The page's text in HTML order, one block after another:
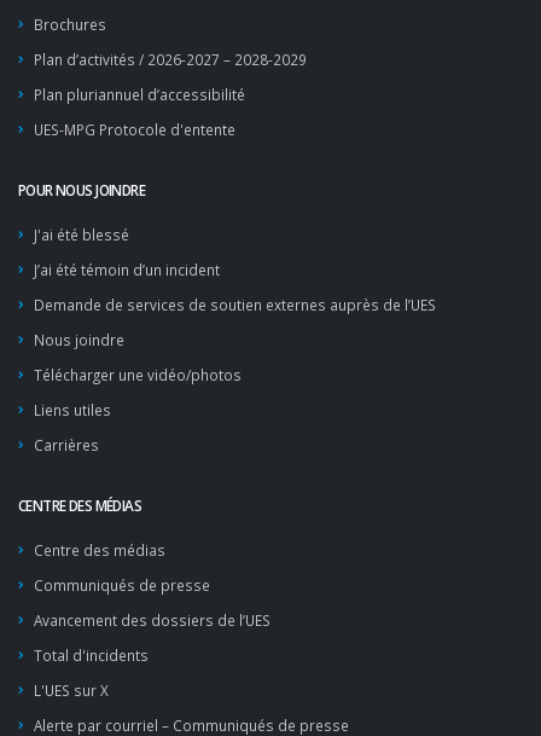
Brochures
Plan d’activités / 2026-2027 – 2028-2029
Plan pluriannuel d’accessibilité
UES-MPG Protocole d'entente
POUR NOUS JOINDRE
J'ai été blessé
J’ai été témoin d’un incident
Demande de services de soutien externes auprès de l’UES
Nous joindre
Télécharger une vidéo/photos
Liens utiles
Carrières
CENTRE DES MÉDIAS
Centre des médias
Communiqués de presse
Avancement des dossiers de l’UES
Total d'incidents
L'UES sur X
Alerte par courriel – Communiqués de presse